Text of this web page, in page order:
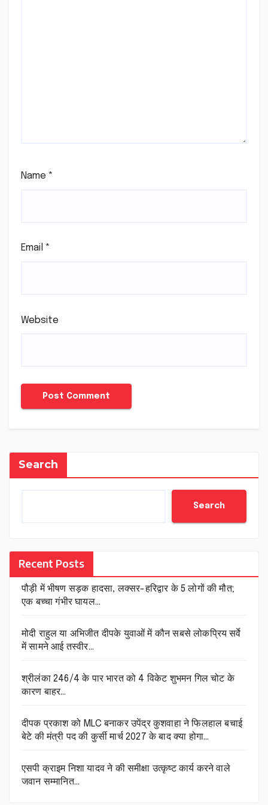
Name *
Email *
Website
Search
Search
Recent Posts
पौड़ी में भीषण सड़क हादसा, लक्सर-हरिद्वार के 5 लोगों की मौत;
एक बच्चा गंभीर घायल…
मोदी राहुल या अभिजीत दीपके युवाओं में कौन सबसे लोकप्रिय सर्वे
में सामने आई तस्वीर…
श्रीलंका 246/4 के पार भारत को 4 विकेट शुभमन गिल चोट के
कारण बाहर…
दीपक प्रकाश को MLC बनाकर उपेंद्र कुशवाहा ने फिलहाल बचाई
बेटे की मंत्री पद की कुर्सी मार्च 2027 के बाद क्या होगा…
एसपी क्राइम निशा यादव ने की समीक्षा उत्कृष्ट कार्य करने वाले
जवान सम्मानित…